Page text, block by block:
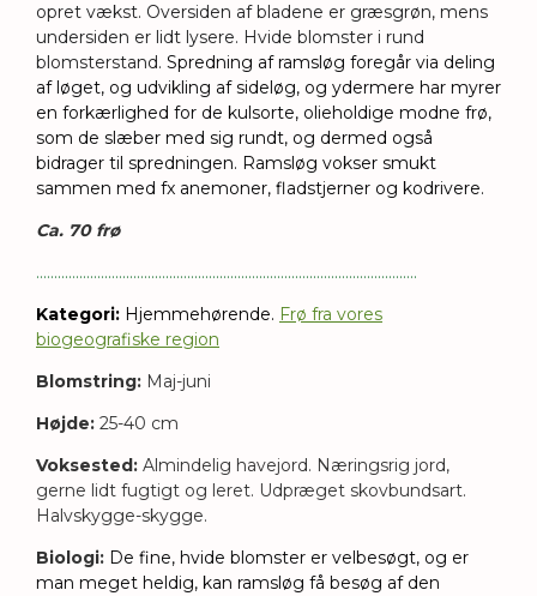
opret vækst. Oversiden af bladene er græsgrøn, mens
undersiden er lidt lysere. Hvide blomster i rund
blomsterstand. Spredning af ramsløg foregår via deling
af løget, og udvikling af sideløg, og ydermere har myrer
en forkærlighed for de kulsorte, olieholdige modne frø,
som de slæber med sig rundt, og dermed også
bidrager til spredningen. Ramsløg vokser smukt
sammen med fx anemoner, fladstjerner og kodrivere.
Ca. 70 frø
..........................................................................................................
Kategori: Hjemmehørende. Frø fra vores
biogeografiske region
Blomstring: Maj-juni
Højde: 25-40 cm
Voksested: Almindelig havejord. Næringsrig jord,
gerne lidt fugtigt og leret. Udpræget skovbundsart.
Halvskygge-skygge.
Biologi: De fine, hvide blomster er velbesøgt, og er
man meget heldig, kan ramsløg få besøg af den